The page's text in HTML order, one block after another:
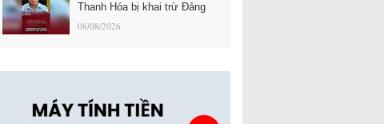
Thanh Hóa bị khai trừ Đảng
08/08/2026